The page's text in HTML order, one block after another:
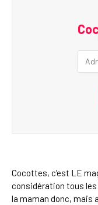
Cocottes, c’est LE
considération tous les
la maman donc, mais